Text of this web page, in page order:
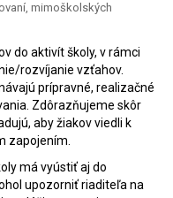
mimoškolských
do aktivít školy, v rámci
rozvíjanie vzťahov.
prípravné, realizačné
Zdôrazňujeme skôr
aby žiakov viedli k
zapojením.
má vyústiť aj do
upozorniť riaditeľa na